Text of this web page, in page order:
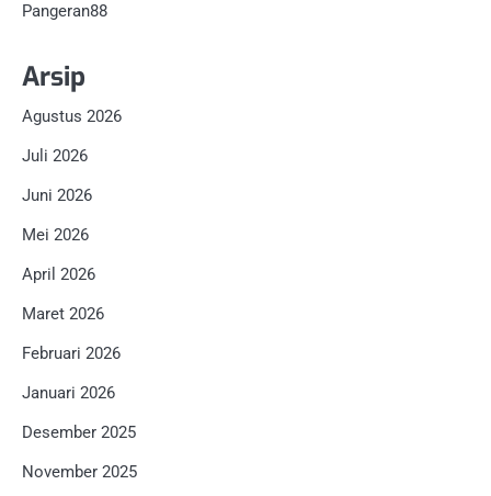
Pangeran88
Arsip
Agustus 2026
Juli 2026
Juni 2026
Mei 2026
April 2026
Maret 2026
Februari 2026
Januari 2026
Desember 2025
November 2025